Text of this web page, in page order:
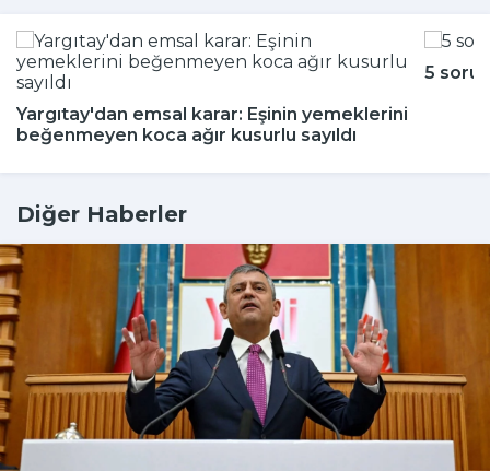
Yargıtay'dan emsal karar: Eşinin yemeklerini
beğenmeyen koca ağır kusurlu sayıldı
5
Diğer Haberler